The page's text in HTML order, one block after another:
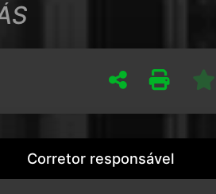
Corretor responsável